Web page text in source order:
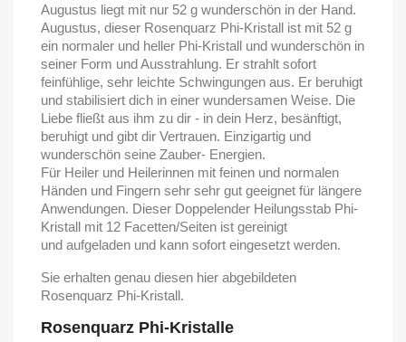
Augustus liegt mit nur 52 g wunderschön in der Hand.
Augustus, dieser Rosenquarz Phi-Kristall ist mit 52 g
ein normaler und heller Phi-Kristall und wunderschön in
seiner Form und Ausstrahlung. Er strahlt sofort
feinfühlige, sehr leichte Schwingungen aus. Er beruhigt
und stabilisiert dich in einer wundersamen Weise. Die
Liebe fließt aus ihm zu dir - in dein Herz, besänftigt,
beruhigt und gibt dir Vertrauen. Einzigartig und
wunderschön seine Zauber- Energien.
Für Heiler und Heilerinnen mit feinen und normalen
Händen und Fingern sehr sehr gut geeignet für längere
Anwendungen. Dieser Doppelender Heilungsstab Phi-
Kristall mit 12 Facetten/Seiten ist gereinigt
und aufgeladen und kann sofort eingesetzt werden.
Sie erhalten genau diesen hier abgebildeten
Rosenquarz Phi-Kristall.
Rosenquarz Phi-Kristalle